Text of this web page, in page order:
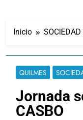
Inicio SOCIEDAD
QUILMES
Jornada
CASBO